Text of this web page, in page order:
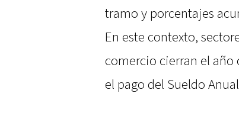
tramo y porcentajes
En este contexto,
comercio cierran el
el pago del Sueldo